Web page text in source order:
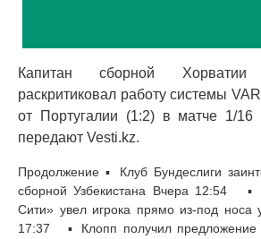
Капитан сборной
раскритиковал работу системы
от Португалии (1:2) в матче 1/
передают Vesti.kz.
Продолжение ▪ Клуб Бундеслиги
сборной Узбекистана Вчера 12:54 ▪
Сити» увел игрока прямо из-под носа
17:37 ▪ Клопп получил предложение